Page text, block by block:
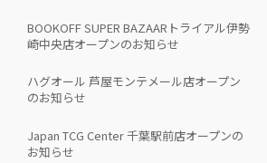
BOOKOFF SUPER BAZAARトライアル伊勢
崎中央店オープンのお知らせ
ハグオール 芦屋モンテメール店オープン
のお知らせ
Japan TCG Center 千葉駅前店オープンの
お知らせ